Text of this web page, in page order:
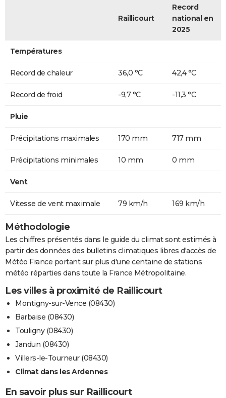
Raillicourt
Record
national en
2025
Températures
Record de chaleur 36,0 °C 42,4 °C
Record de froid -9,7 °C -11,3 °C
Pluie
Précipitations maximales 170 mm 717 mm
Précipitations minimales 10 mm 0 mm
Vent
Vitesse de vent maximale 79 km/h 169 km/h
Méthodologie
Les chiffres présentés dans le guide du climat sont estimés à
partir des données des bulletins climatiques libres d'accès de
Météo France portant sur plus d'une centaine de stations
météo réparties dans toute la France Métropolitaine.
Les villes à proximité de Raillicourt
Montigny-sur-Vence (08430)
Barbaise (08430)
Touligny (08430)
Jandun (08430)
Villers-le-Tourneur (08430)
Climat dans les Ardennes
En savoir plus sur Raillicourt